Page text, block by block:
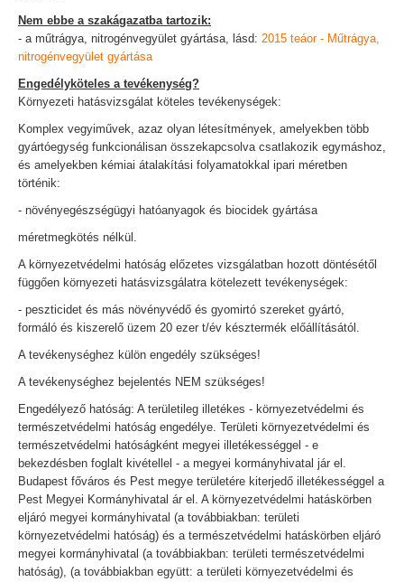
Nem ebbe a szakágazatba tartozik:
- a műtrágya, nitrogénvegyület gyártása, lásd: 2015 teáor - Műtrágya,
nitrogénvegyület gyártása
Engedélyköteles a tevékenység?
Környezeti hatásvizsgálat köteles tevékenységek:
Komplex vegyiművek, azaz olyan létesítmények, amelyekben több
gyártóegység funkcionálisan összekapcsolva csatlakozik egymáshoz,
és amelyekben kémiai átalakítási folyamatokkal ipari méretben
történik:
- növényegészségügyi hatóanyagok és biocidek gyártása
méretmegkötés nélkül.
A környezetvédelmi hatóság előzetes vizsgálatban hozott döntésétől
függően környezeti hatásvizsgálatra kötelezett tevékenységek:
- peszticidet és más növényvédő és gyomirtó szereket gyártó,
formáló és kiszerelő üzem 20 ezer t/év késztermék előállításától.
A tevékenységhez külön engedély szükséges!
A tevékenységhez bejelentés NEM szükséges!
Engedélyező hatóság: A területileg illetékes - környezetvédelmi és
természetvédelmi hatóság engedélye. Területi környezetvédelmi és
természetvédelmi hatóságként megyei illetékességgel - e
bekezdésben foglalt kivétellel - a megyei kormányhivatal jár el.
Budapest főváros és Pest megye területére kiterjedő illetékességgel a
Pest Megyei Kormányhivatal ár el. A környezetvédelmi hatáskörben
eljáró megyei kormányhivatal (a továbbiakban: területi
környezetvédelmi hatóság) és a természetvédelmi hatáskörben eljáró
megyei kormányhivatal (a továbbiakban: területi természetvédelmi
hatóság), (a továbbiakban együtt: a területi környezetvédelmi és